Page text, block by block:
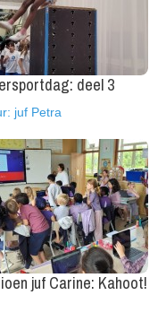
deel 3
juf Petra
juf Carine: Kahoot!